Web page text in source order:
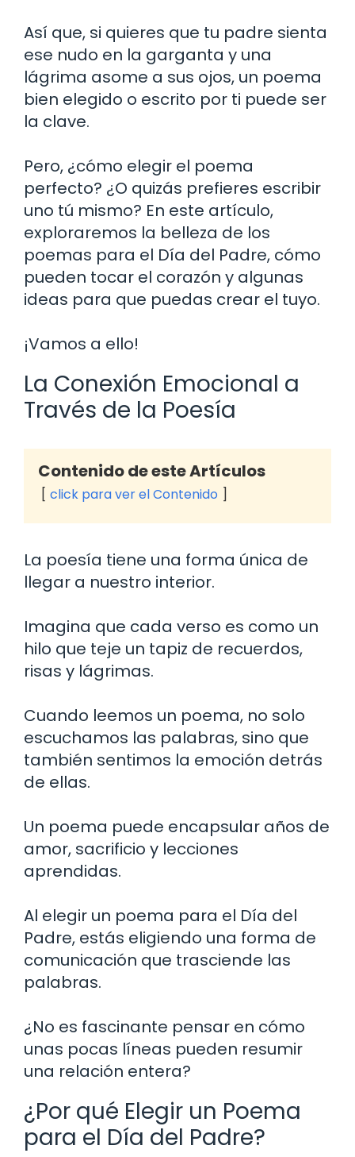
Así que, si quieres que tu padre sienta
ese nudo en la garganta y una
lágrima asome a sus ojos, un poema
bien elegido o escrito por ti puede ser
la clave.
Pero, ¿cómo elegir el poema
perfecto? ¿O quizás prefieres escribir
uno tú mismo? En este artículo,
exploraremos la belleza de los
poemas para el Día del Padre, cómo
pueden tocar el corazón y algunas
ideas para que puedas crear el tuyo.
¡Vamos a ello!
La Conexión Emocional a
Través de la Poesía
Contenido de este Artículos
click para ver el Contenido
La poesía tiene una forma única de
llegar a nuestro interior.
Imagina que cada verso es como un
hilo que teje un tapiz de recuerdos,
risas y lágrimas.
Cuando leemos un poema, no solo
escuchamos las palabras, sino que
también sentimos la emoción detrás
de ellas.
Un poema puede encapsular años de
amor, sacrificio y lecciones
aprendidas.
Al elegir un poema para el Día del
Padre, estás eligiendo una forma de
comunicación que trasciende las
palabras.
¿No es fascinante pensar en cómo
unas pocas líneas pueden resumir
una relación entera?
¿Por qué Elegir un Poema
para el Día del Padre?